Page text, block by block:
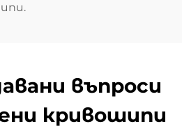
въпроси
кривошипи